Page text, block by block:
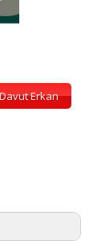
Erkan